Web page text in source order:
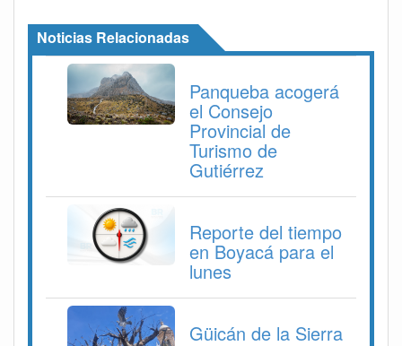
Noticias Relacionadas
Panqueba acogerá
el Consejo
Provincial de
Turismo de
Gutiérrez
Reporte del tiempo
en Boyacá para el
lunes
Güicán de la Sierra